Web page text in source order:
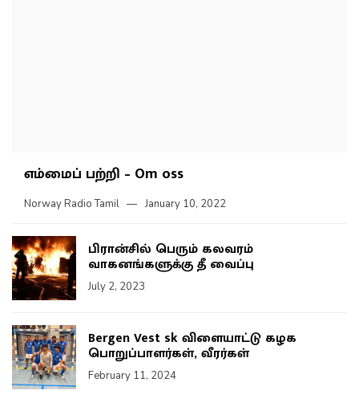
எம்மைப் பற்றி – Om oss
Norway Radio Tamil January 10, 2022
பிரான்சில் பெரும் கலவரம்
வாகனங்களுக்கு தீ வைப்பு
July 2, 2023
Bergen Vest sk விளையாட்டு கழக
பொறுப்பாளர்கள், வீரர்கள்
February 11, 2024